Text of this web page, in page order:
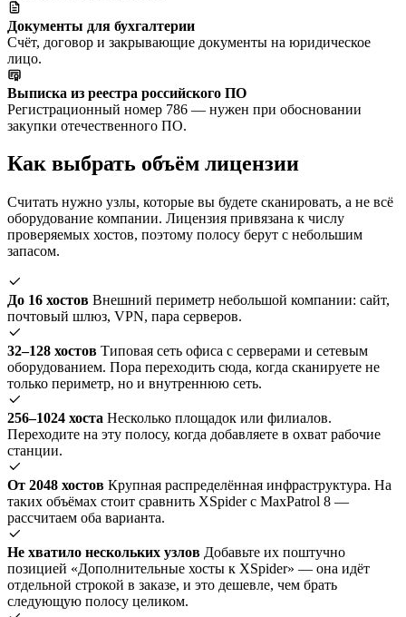
Документы для бухгалтерии
Счёт, договор и закрывающие документы на юридическое
лицо.
Выписка из реестра российского ПО
Регистрационный номер 786 — нужен при обосновании
закупки отечественного ПО.
Как выбрать объём лицензии
Считать нужно узлы, которые вы будете сканировать, а не всё
оборудование компании. Лицензия привязана к числу
проверяемых хостов, поэтому полосу берут с небольшим
запасом.
До 16 хостов Внешний периметр небольшой компании: сайт,
почтовый шлюз, VPN, пара серверов.
32–128 хостов Типовая сеть офиса с серверами и сетевым
оборудованием. Пора переходить сюда, когда сканируете не
только периметр, но и внутреннюю сеть.
256–1024 хоста Несколько площадок или филиалов.
Переходите на эту полосу, когда добавляете в охват рабочие
станции.
От 2048 хостов Крупная распределённая инфраструктура. На
таких объёмах стоит сравнить XSpider с MaxPatrol 8 —
рассчитаем оба варианта.
Не хватило нескольких узлов Добавьте их поштучно
позицией «Дополнительные хосты к XSpider» — она идёт
отдельной строкой в заказе, и это дешевле, чем брать
следующую полосу целиком.